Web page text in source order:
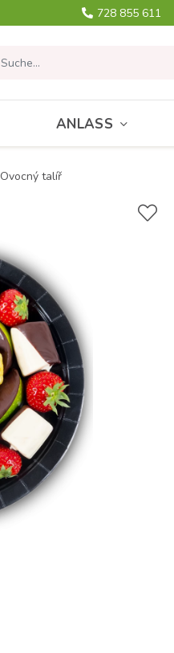
728 855 611
ANLASS
Ovocný talíř